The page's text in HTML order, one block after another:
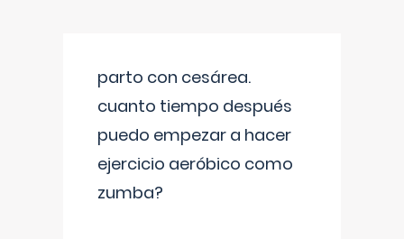
parto con cesárea.
cuanto tiempo después
puedo empezar a hacer
ejercicio aeróbico como
zumba?